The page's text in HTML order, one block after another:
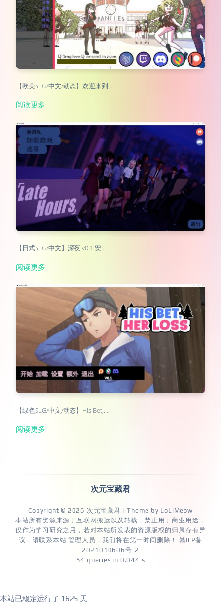
【欧美SLG/中文/动态】欢迎来到…
阅读更多
【日式SLG/中文】深夜 v0.1 安…
阅读更多
【绿色SLG/中文/动态】His Bet,…
阅读更多
次元宝藏君
Copyright © 2026 次元宝藏君 | Theme by LoLiMeow
本站所有资源来源于互联网搬运以及转载，禁止用于商业用途，
仅作为学习研究之用，若对本站所发表的资源版权的归属存有异
议，请联系本站 管理人员，我们将在第一时间删除！ 赣ICP备
2021010606号-2
54 queries in 0.044 s
本站已稳定运行了 1625 天